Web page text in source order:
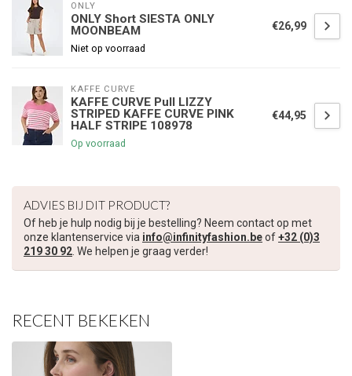
ONLY
ONLY Short SIESTA ONLY
MOONBEAM
Niet op voorraad
€26,99
KAFFE CURVE
KAFFE CURVE Pull LIZZY
STRIPED KAFFE CURVE PINK
HALF STRIPE 108978
Op voorraad
€44,95
ADVIES BIJ DIT PRODUCT?
Of heb je hulp nodig bij je bestelling? Neem contact op met
onze klantenservice via info@infinityfashion.beof+32 (0)3
219 30 92. We helpen je graag verder!
RECENT BEKEKEN